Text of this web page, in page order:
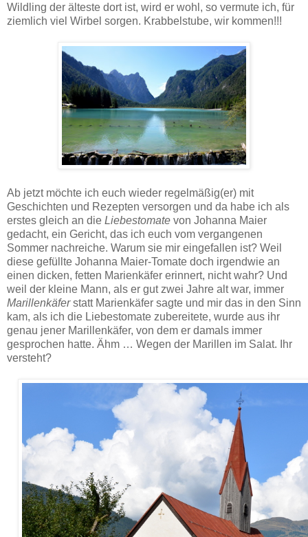
Wildling der älteste dort ist, wird er wohl, so vermute ich, für
ziemlich viel Wirbel sorgen. Krabbelstube, wir kommen!!!
Ab jetzt möchte ich euch wieder regelmäßig(er) mit
Geschichten und Rezepten versorgen und da habe ich als
erstes gleich an die Liebestomate von Johanna Maier
gedacht, ein Gericht, das ich euch vom vergangenen
Sommer nachreiche. Warum sie mir eingefallen ist? Weil
diese gefüllte Johanna Maier-Tomate doch irgendwie an
einen dicken, fetten Marienkäfer erinnert, nicht wahr? Und
weil der kleine Mann, als er gut zwei Jahre alt war, immer
Marillenkäferstatt Marienkäfer sagte und mir das in den Sinn
kam, als ich die Liebestomate zubereitete, wurde aus ihr
genau jener Marillenkäfer, von dem er damals immer
gesprochen hatte. Ähm … Wegen der Marillen im Salat. Ihr
versteht?